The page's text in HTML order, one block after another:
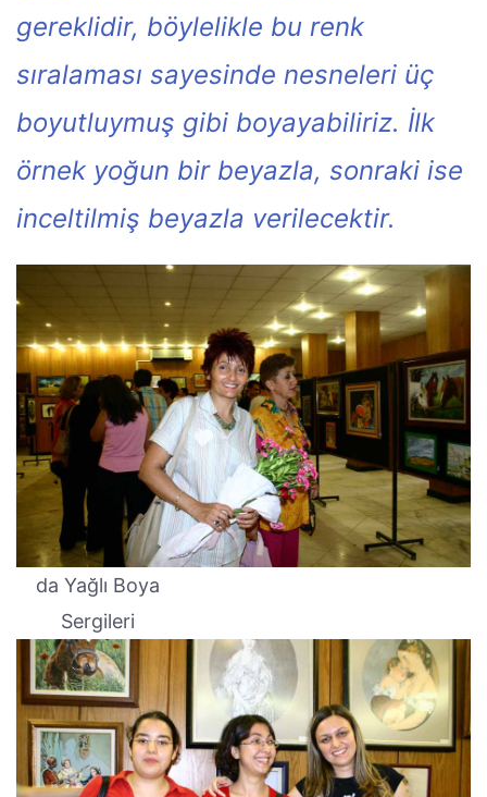
gereklidir, böylelikle bu renk
sıralaması sayesinde nesneleri üç
boyutluymuş gibi boyayabiliriz. İlk
örnek yoğun bir beyazla, sonraki ise
inceltilmiş beyazla verilecektir.
da Yağlı Boya
Sergileri